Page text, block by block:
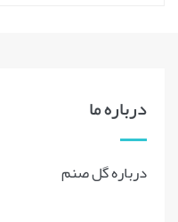
درباره ما
درباره گل صنم